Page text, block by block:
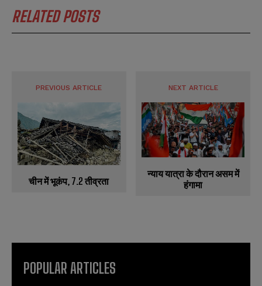
RELATED POSTS
PREVIOUS ARTICLE
चीन में भूकंप, 7.2 तीव्रता
NEXT ARTICLE
न्याय यात्रा के दौरान असम में
हंगामा
POPULAR ARTICLES